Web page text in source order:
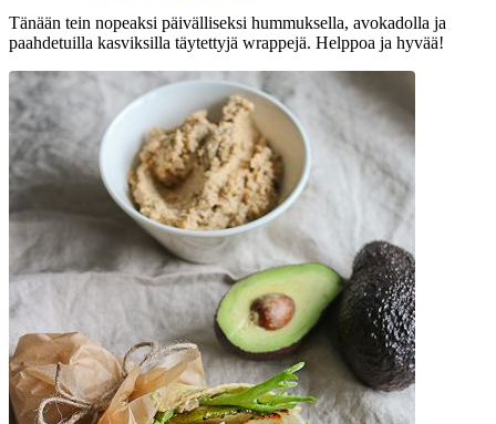
Tänään tein nopeaksi päivälliseksi hummuksella, avokadolla ja
paahdetuilla kasviksilla täytettyjä wrappejä. Helppoa ja hyvää!